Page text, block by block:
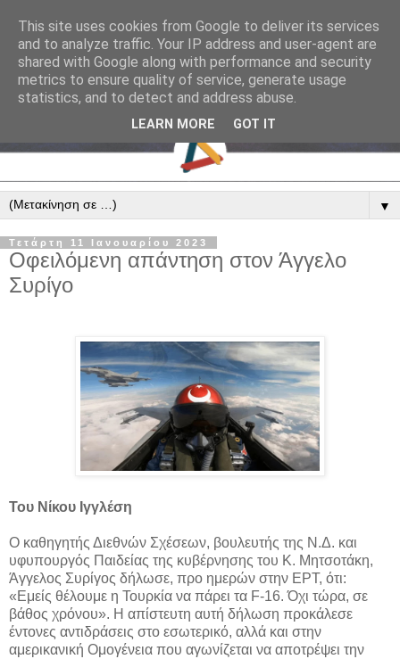
▼
Τετάρτη 11 Ιανουαρίου 2023
Οφειλόμενη απάντηση στον Άγγελο
Συρίγο
Του Νίκου Ιγγλέση
Ο καθηγητής Διεθνών Σχέσεων, βουλευτής της Ν.Δ. και
υφυπουργός Παιδείας της κυβέρνησης του Κ. Μητσοτάκη,
Άγγελος Συρίγος δήλωσε, προ ημερών στην ΕΡΤ, ότι:
«Εμείς θέλουμε η Τουρκία να πάρει τα F-16. Όχι τώρα, σε
βάθος χρόνου». Η απίστευτη αυτή δήλωση προκάλεσε
έντονες αντιδράσεις στο εσωτερικό, αλλά και στην
αμερικανική Ομογένεια που αγωνίζεται να αποτρέψει την
This site uses cookies from Google to deliver its services
and to analyze traffic. Your IP address and user-agent are
shared with Google along with performance and security
metrics to ensure quality of service, generate usage
statistics, and to detect and address abuse.
LEARN MORE GOT IT